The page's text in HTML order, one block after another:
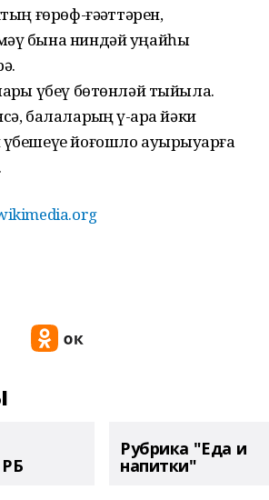
ғөрөф-ғәҙәттәрен,
бына ниндәй уңайһыҙ
үбеү бөтөнләй тыйыла.
балаларҙың үҙ-ара йәки
йоғошло ауырыуҙарға
Рубрика "Еда и
напитки"